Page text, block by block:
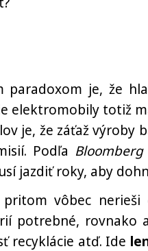
je, že
elektromobily totiž
je, že záťaž výroby
Podľa
jazdiť roky, aby
pritom vôbec
potrebné, rovnako
recyklácie atď. Ide